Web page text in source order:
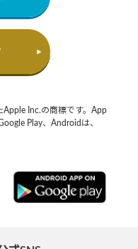
Inc.の商標です。App
Play、Androidは、